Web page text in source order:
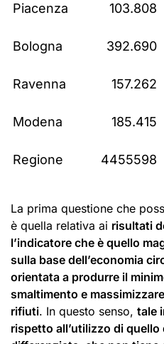
Piacenza 103.808
Bologna 392.690
Ravenna 157.262
Modena 185.415
Regione 4455598
La prima questione che
è quella relativa ai risultati
l’indicatore che è quello
sulla base dell’economia
orientata a produrre il
smaltimento e
rifiuti. In questo senso, tale
rispetto all’utilizzo di quello